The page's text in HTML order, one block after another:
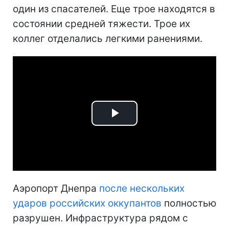
один из спасателей. Еще трое находятся в
состоянии средней тяжести. Трое их
коллег отделались легкими ранениями.
Play
Аэропорт Днепра после нескольких
ударов российских оккупантов полностью
разрушен. Инфраструктура рядом с